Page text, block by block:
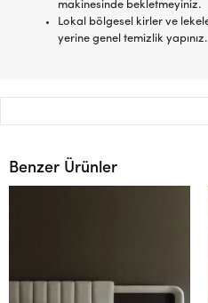
makinesinde bekletmeyiniz.
Lokal bölgesel kirler ve
yerine genel temizlik yapınız.
Benzer Ürünler